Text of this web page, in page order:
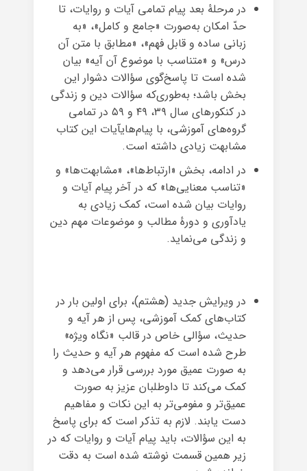
در مرحلهٔ بعد پیام تمامی آیات و روایات، تا
حدّ امکان به‌صورت «جامع و کامل»، «به
زبانی ساده و قابل فهم»، «مطابق با متن آن
درس» و «متناسب با موضوع آن آیه» بیان
شده است تا پاسخ‌گوی سؤالات دشوار این
بخش باشد؛ به‌طوری‌که سؤالات دین و زندگی
در کنکورهای سال ۳۹، ۴۹ و ۵۹ در تمامی
گروه‌های آموزشی، با پیام‌هایآیات این کتاب
مشابهت زیادی داشته است.
در ادامه، بخش «ارتباط‌ها»، «مشابهت‌ها» و
«تناسب معنایی‌ها» که در آخر پیام آیات و
روایات بیان شده است، کمک زیادی به
یادآوری و دورهٔ مطالب و موضوعات مهم دین
و زندگی می‌نماید.
در ویرایش جدید (هشتم)، برای اولین بار در
کتاب‌های کمک آموزشی، پس از هر آیه و
حدیث، سؤالی خاص در قالب «نگاه ویژه»
طرح شده است که مفهوم هر آیه و حدیث را
به صورت عمیق مورد بررسی قرار می‌دهد و
کمک می‌کند تا داوطلبان عزیز به صورت
عمیق‌تر و مفومی‌تر به این نکات و مفاهیم
دست یابند. لازم به تذکر است که برای پاسخ
به این سؤالات، باید پیام آیات و روایات که در
زیر همین قسمت نوشته شده است به دقت